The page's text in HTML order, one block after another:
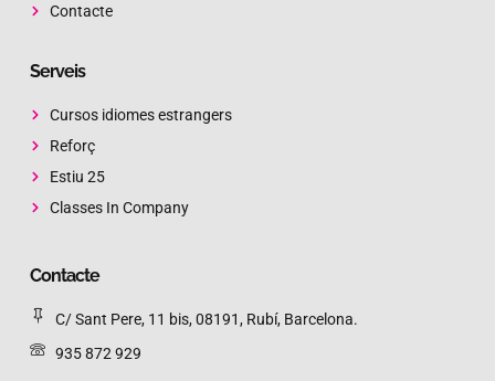
Contacte
Serveis
Cursos idiomes estrangers
Reforç
Estiu 25
Classes In Company
Contacte
C/ Sant Pere, 11 bis, 08191, Rubí, Barcelona.
935 872 929